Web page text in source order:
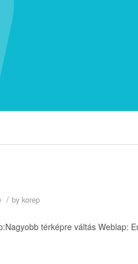
/ by korep
térképre váltás Weblap: